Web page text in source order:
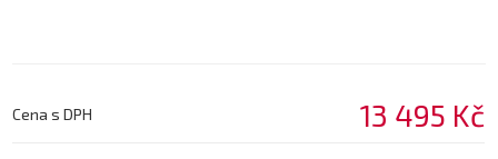
Cena s DPH 13 495 Kč